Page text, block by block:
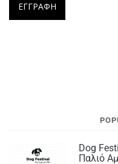
Dog
Παλιό